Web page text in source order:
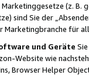
(z. B.
sind Sie der
Marketingbranche für
und Geräte
Website wie
Browser Helper